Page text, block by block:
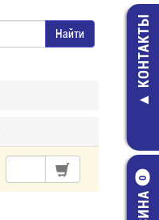
КОНТАКТЫ
0